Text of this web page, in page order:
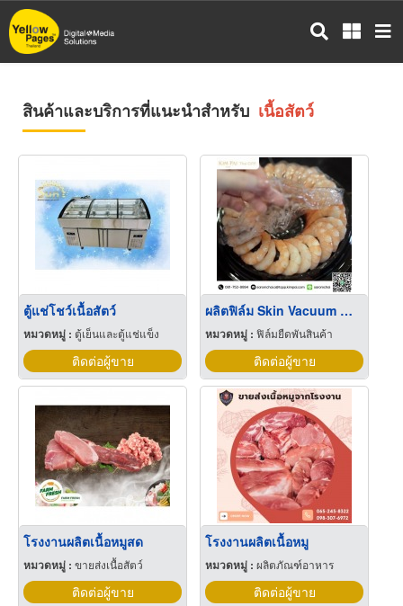
ข้าม
ไป
สินค้าและบริการที่แนะนำสำหรับ เนื้อสัตว์
ตู้แช่โชว์เนื้อสัตว์
หมวดหมู่ : ตู้เย็นและตู้แช่แข็ง
ติดต่อผู้ขาย
ผลิตฟิล์ม Skin Vacuum สำหรับแพ็คเนื้อสัตว์
หมวดหมู่ :ฟิล์มยืดพันสินค้า
ติดต่อผู้ขาย
โรงงานผลิตเนื้อหมูสด
หมวดหมู่ : ขายส่งเนื้อสัตว์
ติดต่อผู้ขาย
โรงงานผลิตเนื้อหมู
หมวดหมู่ :ผลิตภัณฑ์อาหาร
ติดต่อผู้ขาย